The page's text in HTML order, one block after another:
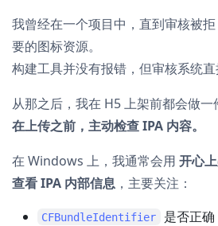
我曾经在一个项目中，直到审核被
要的图标资源。
构建工具并没有报错，但审核系统直
从那之后，我在 H5 上架前都会做一
在上传之前，主动检查 IPA 内容。
在 Windows 上，我通常会用 开心
查看 IPA 内部信息 ，主要关注：
CFBundleIdentifier
是否正确